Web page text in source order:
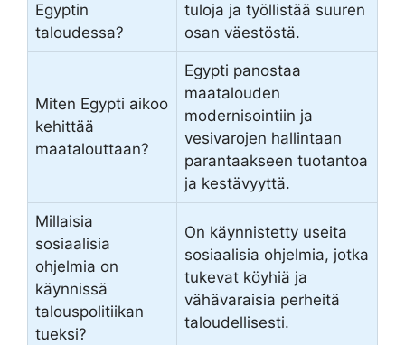
Egyptin
taloudessa?
tuloja ja työllistää suuren
osan väestöstä.
Miten Egypti aikoo
kehittää
maatalouttaan?
Egypti panostaa
maatalouden
modernisointiin ja
vesivarojen hallintaan
parantaakseen tuotantoa
ja kestävyyttä.
Millaisia
sosiaalisia
ohjelmia on
käynnissä
talouspolitiikan
tueksi?
On käynnistetty useita
sosiaalisia ohjelmia, jotka
tukevat köyhiä ja
vähävaraisia perheitä
taloudellisesti.